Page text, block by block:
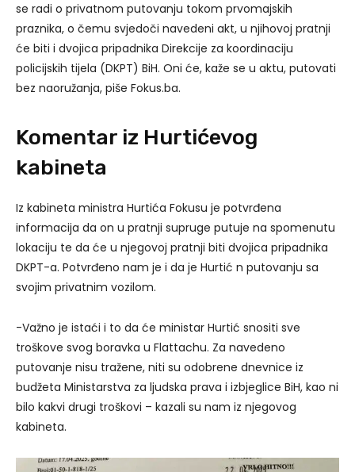
se radi o privatnom putovanju tokom prvomajskih
praznika, o čemu svjedoči navedeni akt, u njihovoj pratnji
će biti i dvojica pripadnika Direkcije za koordinaciju
policijskih tijela (DKPT) BiH. Oni će, kaže se u aktu, putovati
bez naoružanja, piše Fokus.ba.
Komentar iz Hurtićevog
kabineta
Iz kabineta ministra Hurtića Fokusu je potvrđena
informacija da on u pratnji supruge putuje na spomenutu
lokaciju te da će u njegovoj pratnji biti dvojica pripadnika
DKPT-a. Potvrđeno nam je i da je Hurtić n putovanju sa
svojim privatnim vozilom.
-Važno je istaći i to da će ministar Hurtić snositi sve
troškove svog boravka u Flattachu. Za navedeno
putovanje nisu tražene, niti su odobrene dnevnice iz
budžeta Ministarstva za ljudska prava i izbjeglice BiH, kao ni
bilo kakvi drugi troškovi – kazali su nam iz njegovog
kabineta.